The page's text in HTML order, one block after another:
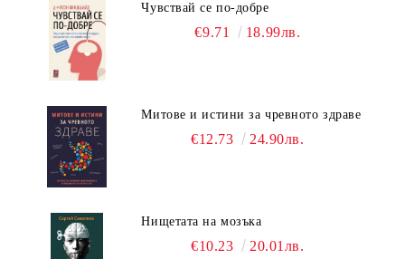
Чувствай се по-добре
€9.71 18.99лв.
Митове и истини за чревното здраве
€12.73 24.90лв.
Нищетата на мозъка
€10.23 20.01лв.